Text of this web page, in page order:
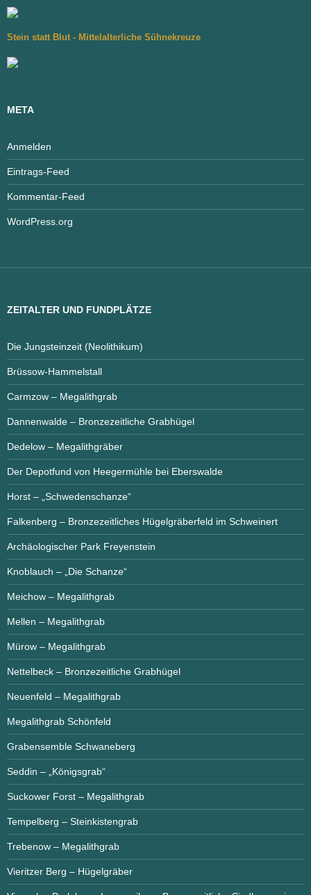
Stein statt Blut - Mittelalterliche Sühnekreuze
META
Anmelden
Eintrags-Feed
Kommentar-Feed
WordPress.org
ZEITALTER UND FUNDPLÄTZE
Die Jungsteinzeit (Neolithikum)
Brüssow-Hammelstall
Carmzow – Megalithgrab
Dannenwalde – Bronzezeitliche Grabhügel
Dedelow – Megalithgräber
Der Depotfund von Heegermühle bei Eberswalde
Horst – „Schwedenschanze“
Falkenberg – Bronzezeitliches Hügelgräberfeld im Schweinert
Archäologischer Park Freyenstein
Knoblauch – „Die Schanze“
Meichow – Megalithgrab
Mellen – Megalithgrab
Mürow – Megalithgrab
Nettelbeck – Bronzezeitliche Grabhügel
Neuenfeld – Megalithgrab
Megalithgrab Schönfeld
Grabensemble Schwaneberg
Seddin – „Königsgrab“
Suckower Forst – Megalithgrab
Tempelberg – Steinkistengrab
Trebenow – Megalithgrab
Vieritzer Berg – Hügelgräber